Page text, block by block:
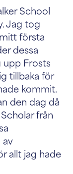
School
Jag tog
första
dessa
upp Frosts
tillbaka för
kommit.
den dag då
från
allt jag hade